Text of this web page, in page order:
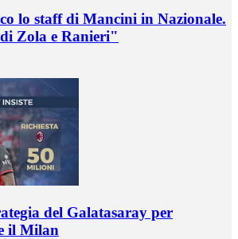
lo staff di Mancini in Nazionale.
Zola e Ranieri"
del Galatasaray per
il Milan